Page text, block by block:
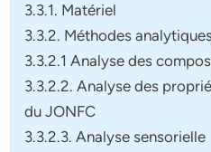
3.3.1. Matériel
3.3.2. Méthodes
3.3.2.1 Analyse des
3.3.2.2. Analyse des
du JONFC
3.3.2.3. Analyse sensorielle